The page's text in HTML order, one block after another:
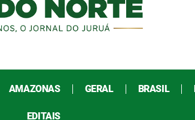
AMAZONAS GERAL BRASIL
EDITAIS